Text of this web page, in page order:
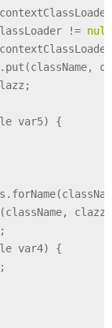
!= null
var5) {
var4) {